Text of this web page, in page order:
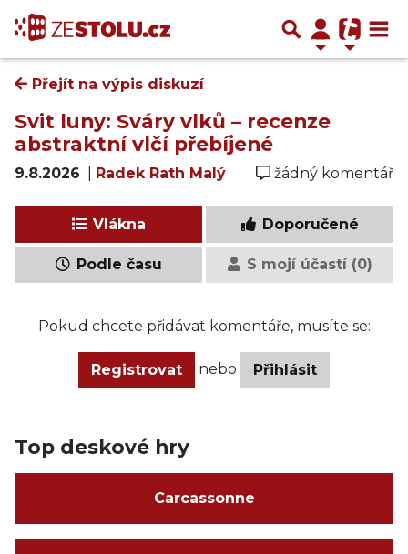
Přejít na výpis diskuzí
Svit luny: Sváry vlků – recenze
abstraktní vlčí přebíjené
9.8.2026 Radek Rath Malý žádný komentář
Vlákna Doporučené
Podle času S mojí účastí (0)
Pokud chcete přidávat komentáře, musíte se:
Registrovat nebo Přihlásit
Top deskové hry
Carcassonne